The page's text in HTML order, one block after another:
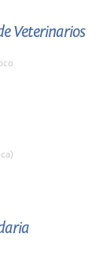
Veterinarios